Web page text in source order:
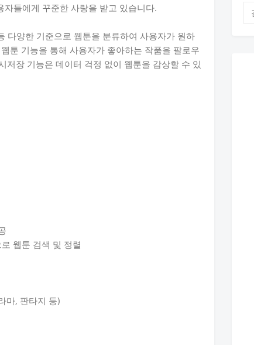
들에게 꾸준한 사랑을 받고 있습니다.
다양한 기준으로 웹툰을 분류하여 사용자가 원하
툰 기능을 통해 사용자가 좋아하는 작품을 팔로우
장 기능은 데이터 걱정 없이 웹툰을 감상할 수 있
웹툰 검색 및 정렬
마, 판타지 등)